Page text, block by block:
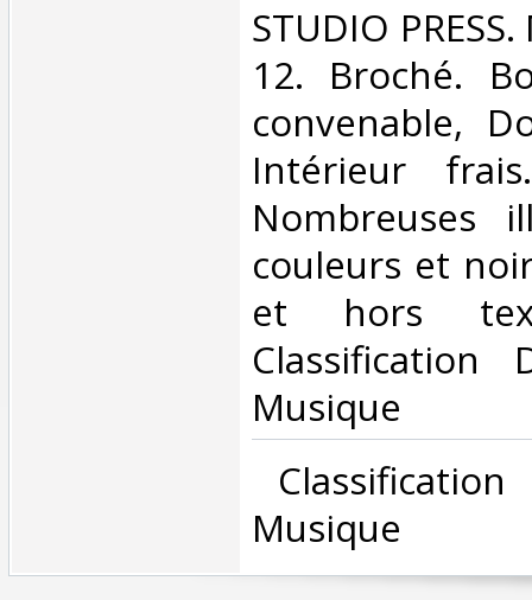
‎STUDIO
12. Broché.
convenable,
Intérieur
Nombreuses
couleurs et
et hors
Classification
Musique‎
Musique‎